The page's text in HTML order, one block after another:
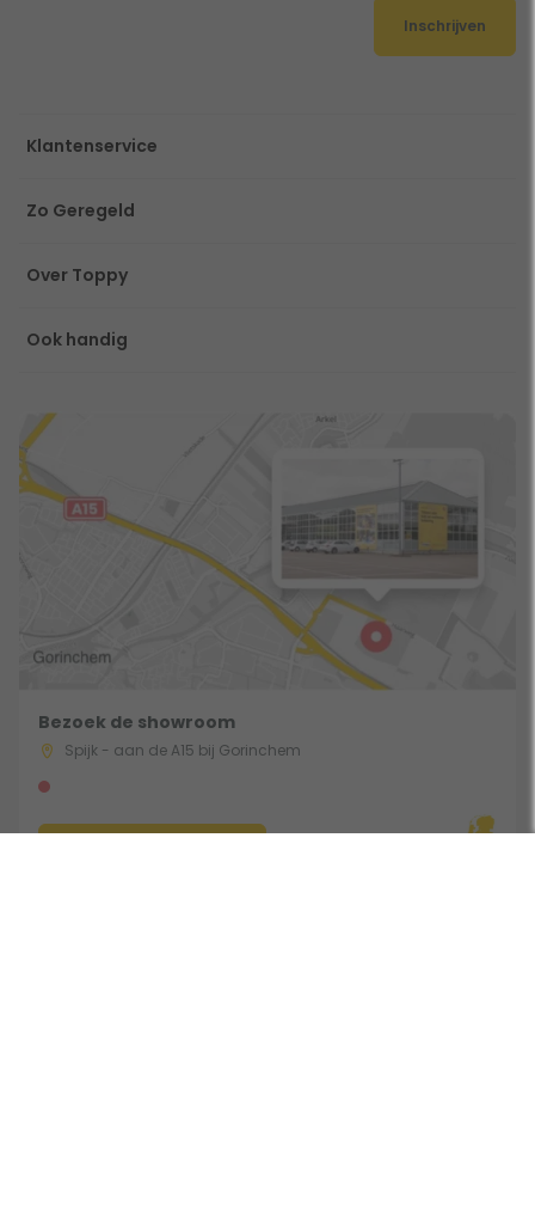
Inschrijven
Klantenservice
Zo Geregeld
Over Toppy
Ook handig
Bezoek de showroom
Spijk - aan de A15 bij Gorinchem